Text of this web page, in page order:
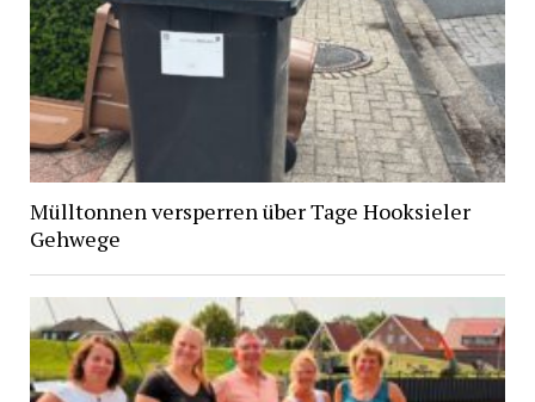
Mülltonnen versperren über Tage Hooksieler
Gehwege